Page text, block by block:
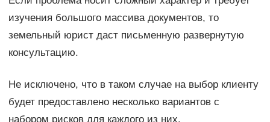
изучения большого массива документов, то
земельный юрист даст письменную развернутую
консультацию.
Не исключено, что в таком случае на выбор клиенту
будет предоставлено несколько вариантов с
набором рисков для каждого из них.